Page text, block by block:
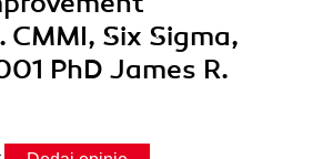
CMMI, Six Sigma,
PhD James R.